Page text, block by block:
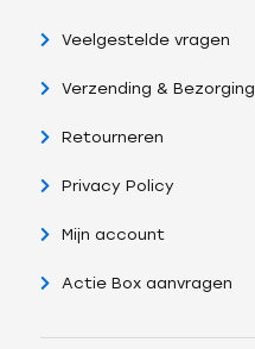
Veelgestelde vragen
Verzending & Bezorging
Retourneren
Privacy Policy
Mijn account
Actie Box aanvragen